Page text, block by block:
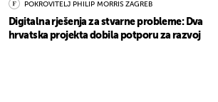
POKROVITELJ PHILIP MORRIS ZAGREB
Digitalna rješenja za stvarne probleme: Dva
hrvatska projekta dobila potporu za razvoj